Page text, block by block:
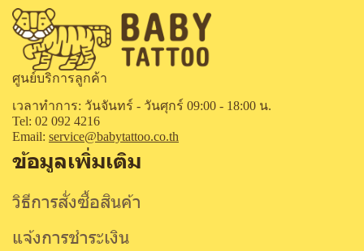
ศูนย์บริการลูกค้า
เวลาทำการ: วันจันทร์ - วันศุกร์ 09:00 - 18:00 น.
Tel: 02 092 4216
Email: service@babytattoo.co.th
ข้อมูลเพิ่มเติม
วิธีการสั่งซื้อสินค้า
แจ้งการชำระเงิน